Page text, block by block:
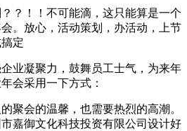
？！！不可能滴，这只能算是一个
。放心，活动策划，办活动，上节
定
业凝聚力，鼓舞员工士气，为来年
会采用一下方式：
聚会的温馨，也需要热烈的高潮。
嘉御文化科技投资有限公司设计好